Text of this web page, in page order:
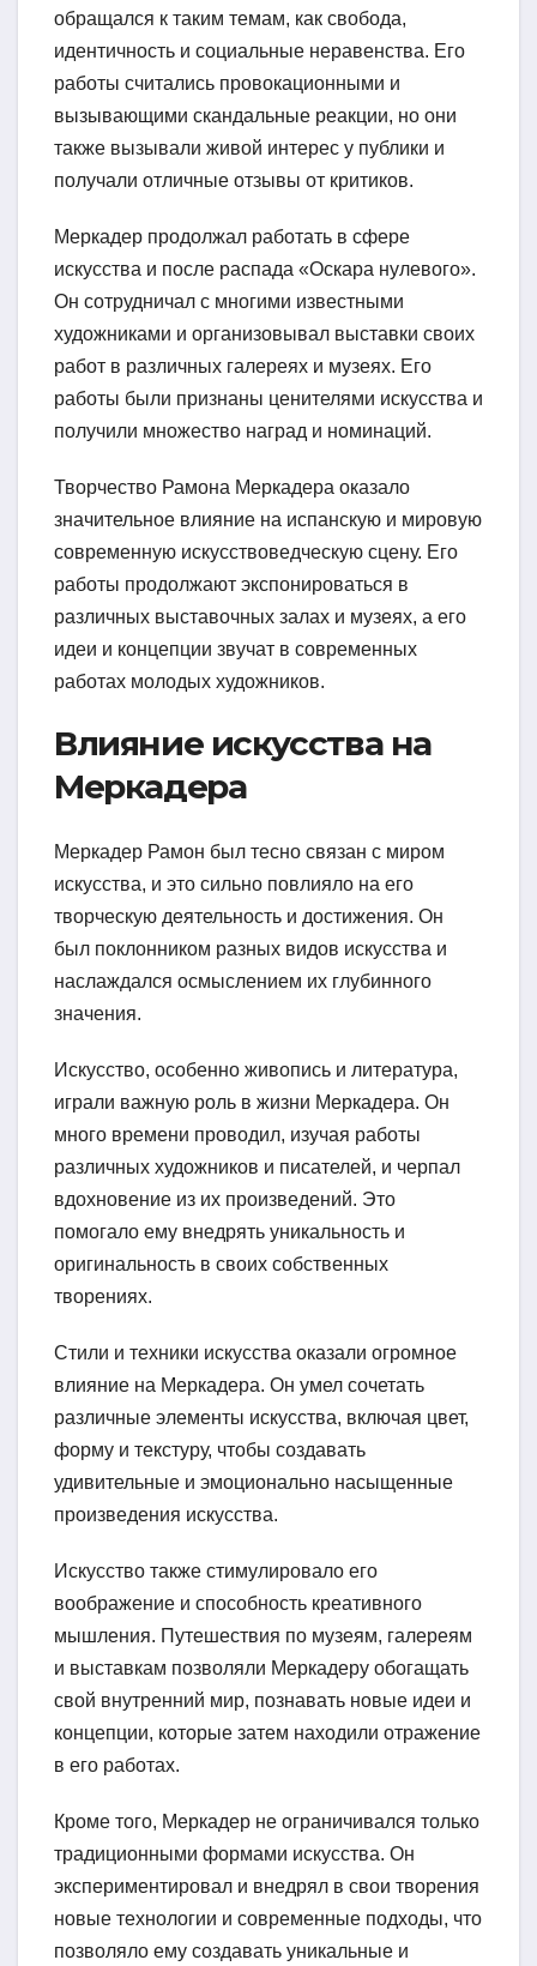
обращался к таким темам, как свобода,
идентичность и социальные неравенства. Его
работы считались провокационными и
вызывающими скандальные реакции, но они
также вызывали живой интерес у публики и
получали отличные отзывы от критиков.
Меркадер продолжал работать в сфере
искусства и после распада «Оскара нулевого».
Он сотрудничал с многими известными
художниками и организовывал выставки своих
работ в различных галереях и музеях. Его
работы были признаны ценителями искусства и
получили множество наград и номинаций.
Творчество Рамона Меркадера оказало
значительное влияние на испанскую и мировую
современную искусствоведческую сцену. Его
работы продолжают экспонироваться в
различных выставочных залах и музеях, а его
идеи и концепции звучат в современных
работах молодых художников.
Влияние искусства на
Меркадера
Меркадер Рамон был тесно связан с миром
искусства, и это сильно повлияло на его
творческую деятельность и достижения. Он
был поклонником разных видов искусства и
наслаждался осмыслением их глубинного
значения.
Искусство, особенно живопись и литература,
играли важную роль в жизни Меркадера. Он
много времени проводил, изучая работы
различных художников и писателей, и черпал
вдохновение из их произведений. Это
помогало ему внедрять уникальность и
оригинальность в своих собственных
творениях.
Стили и техники искусства оказали огромное
влияние на Меркадера. Он умел сочетать
различные элементы искусства, включая цвет,
форму и текстуру, чтобы создавать
удивительные и эмоционально насыщенные
произведения искусства.
Искусство также стимулировало его
воображение и способность креативного
мышления. Путешествия по музеям, галереям
и выставкам позволяли Меркадеру обогащать
свой внутренний мир, познавать новые идеи и
концепции, которые затем находили отражение
в его работах.
Кроме того, Меркадер не ограничивался только
традиционными формами искусства. Он
экспериментировал и внедрял в свои творения
новые технологии и современные подходы, что
позволяло ему создавать уникальные и